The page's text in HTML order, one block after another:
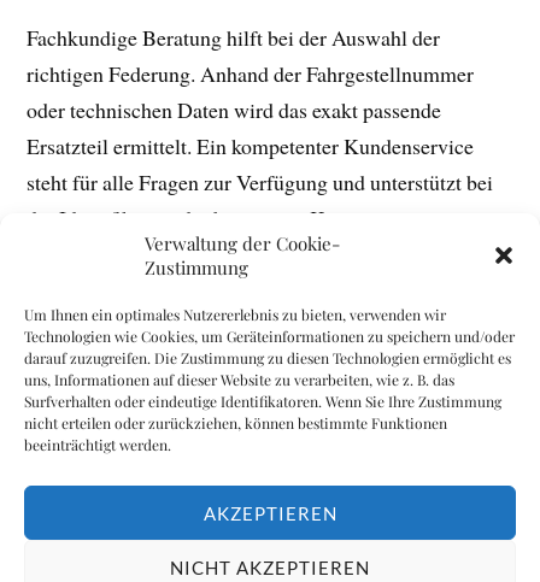
Verwaltung der Cookie-
Zustimmung
Um Ihnen ein optimales Nutzererlebnis zu bieten, verwenden wir
Technologien wie Cookies, um Geräteinformationen zu speichern und/oder
darauf zuzugreifen. Die Zustimmung zu diesen Technologien ermöglicht es
uns, Informationen auf dieser Website zu verarbeiten, wie z. B. das
Surfverhalten oder eindeutige Identifikatoren. Wenn Sie Ihre Zustimmung
nicht erteilen oder zurückziehen, können bestimmte Funktionen
beeinträchtigt werden.
AKZEPTIEREN
NICHT AKZEPTIEREN
Fachkundige Beratung hilft bei der Auswahl der
richtigen Federung. Anhand der Fahrgestellnummer
oder technischen Daten wird das exakt passende
Ersatzteil ermittelt. Ein kompetenter Kundenservice
steht für alle Fragen zur Verfügung und unterstützt bei
der Identifikation der benötigten Komponenten.
VORHERIGER
Wasserfilter Kühlschrank: Eine Notwendigkeit für
frisches Trinkwasser
Gebogene Treppenläufe in der Industrie: Drei
verborgene Potenziale